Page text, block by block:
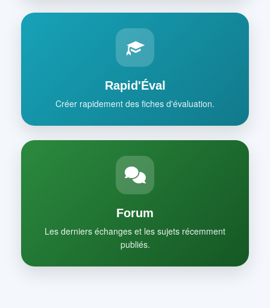
Rapid'Éval
Créer rapidement des fiches d'évaluation.
Forum
Les derniers échanges et les sujets récemment
publiés.